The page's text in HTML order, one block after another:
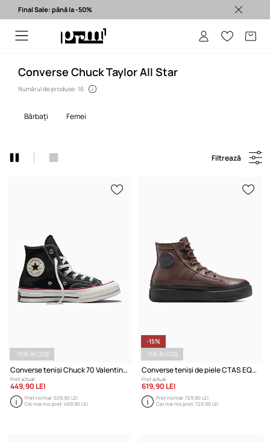
Final Sale: până la -50%
Converse Chuck Taylor All Star
Numărul de produse: 16
bărbaţi femei
Filtrează
-15% ÎN COȘ
Converse teniși Chuck 70 Valentine's Day
Preț actual:
449,90 LEI
Preț normal:509,90 LEI
Cel mai mic preț:469,90 LEI
-15%
-5% ÎN COȘ
Converse teniși de piele CTAS EQUIP WP BOOT
Preț actual:
619,90 LEI
Preț normal:729,90 LEI
Cel mai mic preț:729,90 LEI